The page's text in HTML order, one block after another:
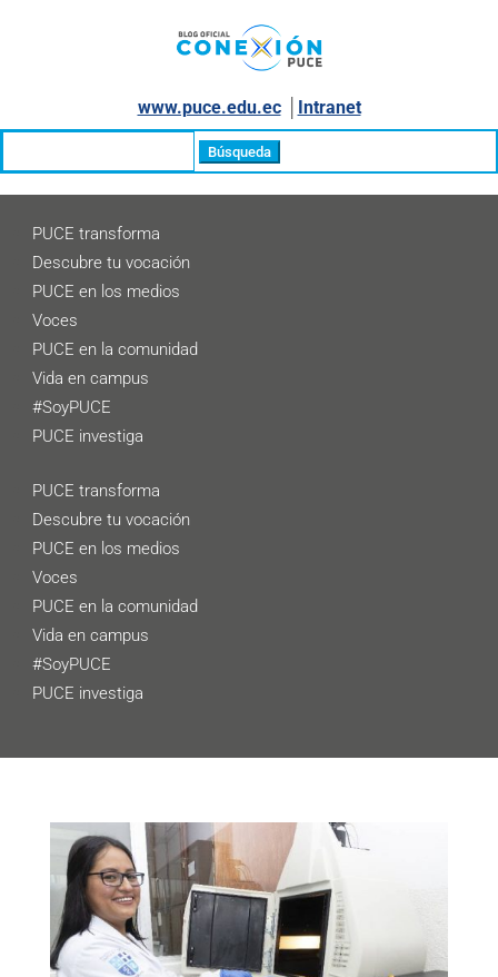
www.puce.edu.ec│ Intranet
PUCE transforma
Descubre tu vocación
PUCE en los medios
Voces
PUCE en la comunidad
Vida en campus
#SoyPUCE
PUCE investiga
PUCE transforma
Descubre tu vocación
PUCE en los medios
Voces
PUCE en la comunidad
Vida en campus
#SoyPUCE
PUCE investiga